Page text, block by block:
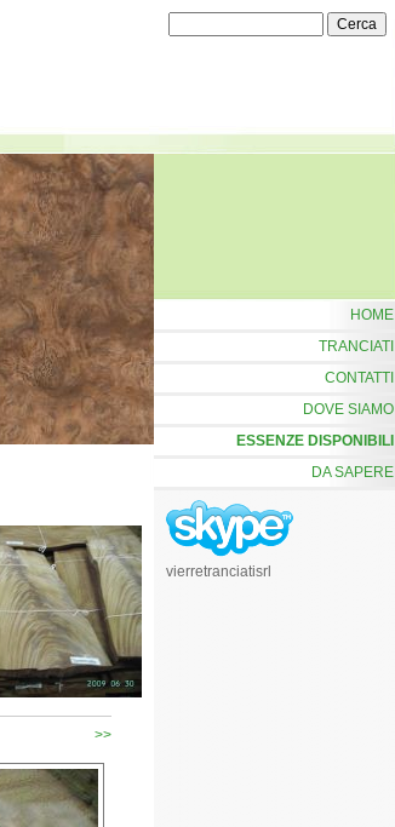
>>
HOME
TRANCIATI
CONTATTI
DOVE SIAMO
ESSENZE DISPONIBILI
DA SAPERE
vierretranciatisrl